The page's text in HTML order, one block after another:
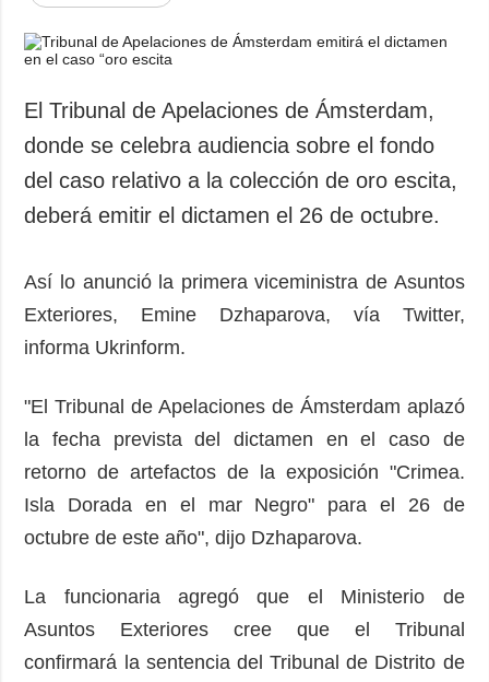
Política
Economía
Sociedad y
Cultura
Deportes
Crimen
emergencias
protección de
ADICIONAL
Podcasts
Releases
SERVICIOS
imágenes
El Tribunal de Apelaciones de Ámsterdam,
donde se celebra audiencia sobre el fondo
del caso relativo a la colección de oro escita,
deberá emitir el dictamen el 26 de octubre.
Así lo anunció la primera viceministra de Asuntos
Exteriores, Emine Dzhaparova, vía Twitter,
informa Ukrinform.
"El Tribunal de Apelaciones de Ámsterdam aplazó
la fecha prevista del dictamen en el caso de
retorno de artefactos de la exposición "Crimea.
Isla Dorada en el mar Negro" para el 26 de
octubre de este año", dijo Dzhaparova.
La funcionaria agregó que el Ministerio de
Asuntos Exteriores cree que el Tribunal
confirmará la sentencia del Tribunal de Distrito de